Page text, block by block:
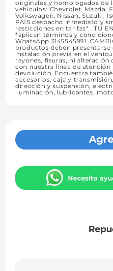
originales y homologados de
vehículos: Chevrolet, Mazda,
Volkswagen, Nissan, Suzuki,
PAÍS despacho inmediato y
resticciones en tarifas* . TU
*aplican términos y
WhatsApp 3145545991.
productos deben
instalación previa en el
rayones, fisuras, ni
con nuestra línea de
devolución. Encuentra
accesorios, caja y
dirección y suspensión,
iluminación, lubricantes,
Necesito